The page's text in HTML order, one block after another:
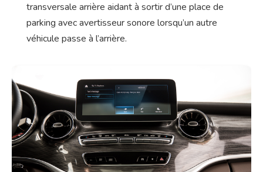
transversale arrière aidant à sortir d’une place de
parking avec avertisseur sonore lorsqu’un autre
véhicule passe à l’arrière.